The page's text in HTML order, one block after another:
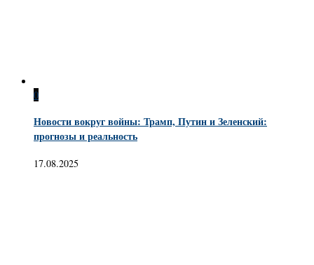
0
Новости вокруг войны: Трамп, Путин и Зеленский:
прогнозы и реальность
17.08.2025